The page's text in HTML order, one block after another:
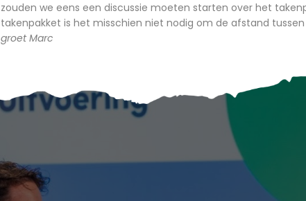
zouden we eens een discussie moeten starten over het
takenpakket is het misschien niet nodig om de afstand
groet Marc